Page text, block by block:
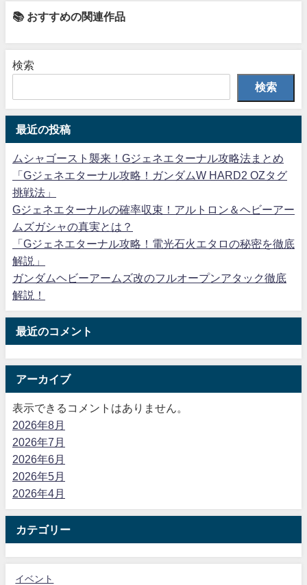
📚 おすすめの関連作品
検索
検索
最近の投稿
ムシャゴースト襲来！Gジェネエターナル攻略法まとめ
「Gジェネエターナル攻略！ガンダムW HARD2 OZタグ
挑戦法」
Gジェネエターナルの確率収束！アルトロン＆ヘビーアー
ムズガシャの真実とは？
「Gジェネエターナル攻略！電光石火エタロの秘密を徹底
解説」
ガンダムヘビーアームズ改のフルオープンアタック徹底
解説！
最近のコメント
アーカイブ
表示できるコメントはありません。
2026年8月
2026年7月
2026年6月
2026年5月
2026年4月
カテゴリー
イベント